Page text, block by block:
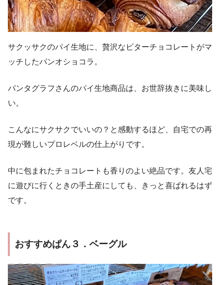
サクッサクのパイ生地に、贅沢なビターチョコレートがマ
ッチしたパンオショコラ。
パンタグラフさんのパイ生地商品は、お世辞抜きに美味し
い。
こんなにサクサクでいいの？と感動するほど、自宅での再
現が難しいプロレベルの仕上がりです。
中に包まれたチョコレートも香りのよい絶品です。友人宅
に遊びに行くときの手土産にしても、きっと喜ばれるはず
です。
おすすめぱん３．ベーグル